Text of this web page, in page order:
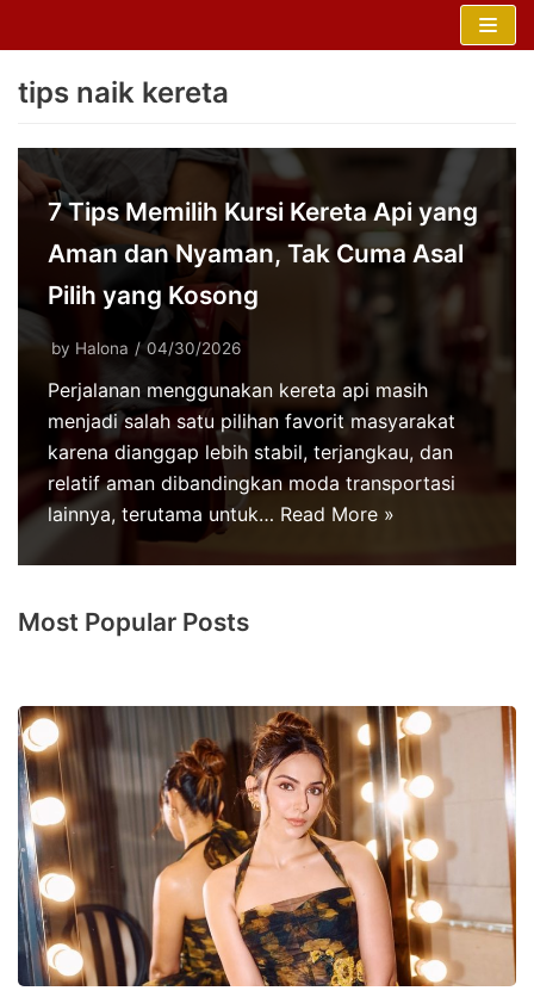
content
tips naik kereta
7 Tips Memilih Kursi Kereta Api yang
Aman dan Nyaman, Tak Cuma Asal
Pilih yang Kosong
by Halona 04/30/2026
Perjalanan menggunakan kereta api masih
menjadi salah satu pilihan favorit masyarakat
karena dianggap lebih stabil, terjangkau, dan
relatif aman dibandingkan moda transportasi
lainnya, terutama untuk… Read More »
Most Popular Posts